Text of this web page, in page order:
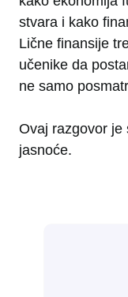
stvara i kako
Lične finansije
učenike da
ne samo
Ovaj razgovor je
jasnoće.